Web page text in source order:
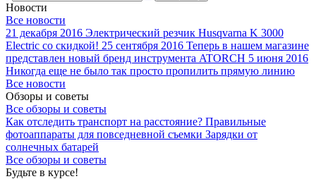
Новости
Все новости
21 декабря 2016 Электрический резчик Husqvarna K 3000
Electric со скидкой! 25 сентября 2016 Теперь в нашем магазине
представлен новый бренд инструмента ATORCH 5 июня 2016
Никогда еще не было так просто пропилить прямую линию
Все новости
Обзоры и советы
Все обзоры и советы
Как отследить транспорт на расстояние? Правильные
фотоаппараты для повседневной съемки Зарядки от
солнечных батарей
Все обзоры и советы
Будьте в курсе!